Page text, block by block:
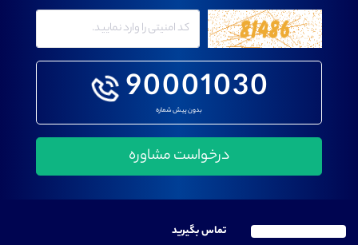
90001030
بدون پیش شماره
تماس بگیرید